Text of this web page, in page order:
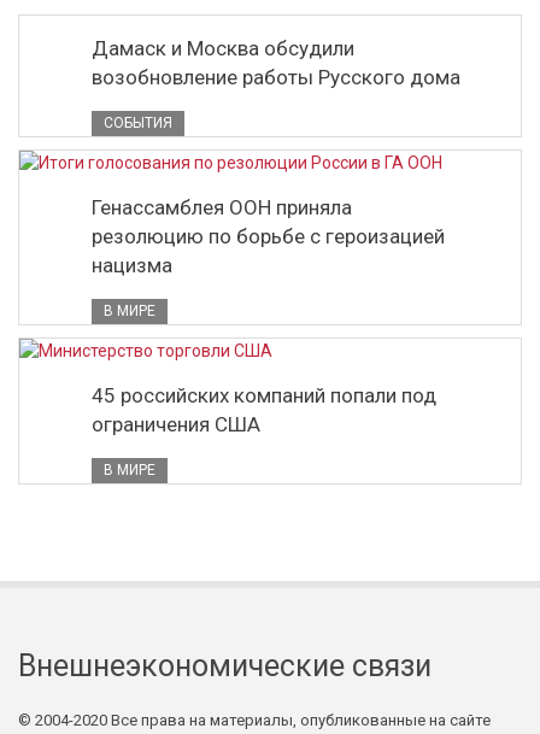
Дамаск и Москва обсудили
возобновление работы Русского дома
СОБЫТИЯ
Генассамблея ООН приняла
резолюцию по борьбе с героизацией
нацизма
В МИРЕ
45 российских компаний попали под
ограничения США
В МИРЕ
Внешнеэкономические связи
© 2004-2020 Все права на материалы, опубликованные на сайте